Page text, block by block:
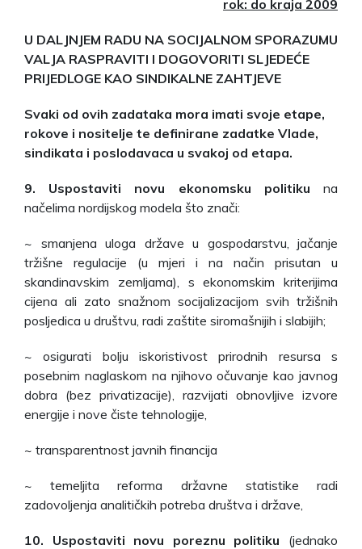
rok: do kraja 2009
U DALJNJEM RADU NA SOCIJALNOM SPORAZUMU
VALJA RASPRAVITI I DOGOVORITI SLJEDEĆE
PRIJEDLOGE KAO SINDIKALNE ZAHTJEVE
Svaki od ovih zadataka mora imati svoje etape,
rokove i nositelje te definirane zadatke Vlade,
sindikata i poslodavaca u svakoj od etapa.
9. Uspostaviti novu ekonomsku politiku na
načelima nordijskog modela što znači:
~ smanjena uloga države u gospodarstvu, jačanje
tržišne regulacije (u mjeri i na način prisutan u
skandinavskim zemljama), s ekonomskim kriterijima
cijena ali zato snažnom socijalizacijom svih tržišnih
posljedica u društvu, radi zaštite siromašnijih i slabijih;
~ osigurati bolju iskoristivost prirodnih resursa s
posebnim naglaskom na njihovo očuvanje kao javnog
dobra (bez privatizacije), razvijati obnovljive izvore
energije i nove čiste tehnologije,
~ transparentnost javnih financija
~ temeljita reforma državne statistike radi
zadovoljenja analitičkih potreba društva i države,
10. Uspostaviti novu poreznu politiku (jednako